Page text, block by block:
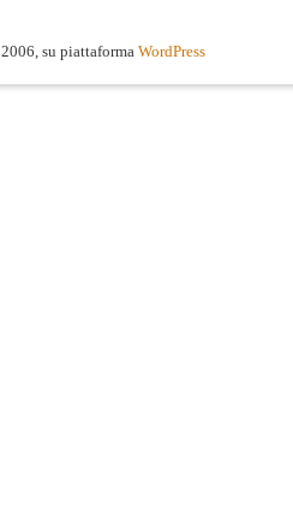
2006, su piattaforma WordPress